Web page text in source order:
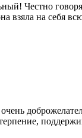
Честно
взяла на себя